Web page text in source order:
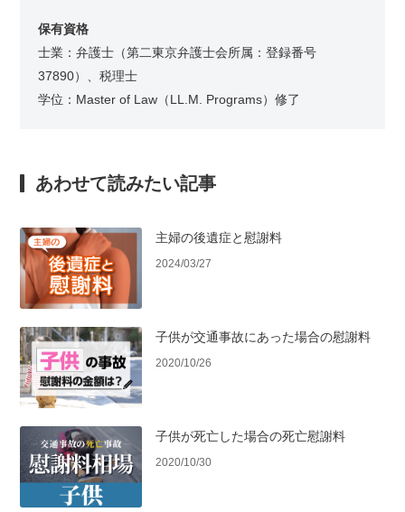
保有資格
士業：弁護士（第二東京弁護士会所属：登録番号
37890）、税理士
学位：Master of Law（LL.M. Programs）修了
あわせて読みたい記事
主婦の後遺症と慰謝料
2024/03/27
子供が交通事故にあった場合の慰謝料
2020/10/26
子供が死亡した場合の死亡慰謝料
2020/10/30